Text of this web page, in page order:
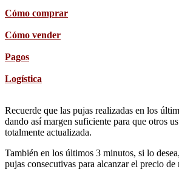
Cómo comprar
Cómo vender
Pagos
Logística
Recuerde que las pujas realizadas en los
dando así margen suficiente para que otros
totalmente actualizada.
También en los últimos 3 minutos, si lo
pujas consecutivas para alcanzar el precio de